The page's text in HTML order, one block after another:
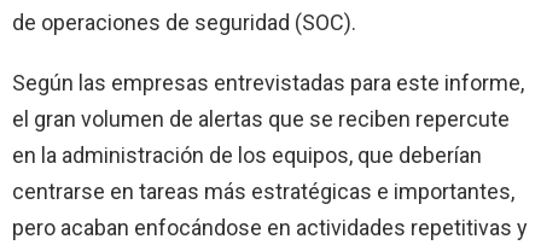
de operaciones de seguridad (SOC).
Según las empresas entrevistadas para este informe,
el gran volumen de alertas que se reciben repercute
en la administración de los equipos, que deberían
centrarse en tareas más estratégicas e importantes,
pero acaban enfocándose en actividades repetitivas y